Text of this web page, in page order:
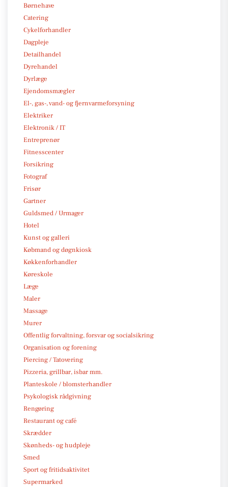
Børnehave
Catering
Cykelforhandler
Dagpleje
Detailhandel
Dyrehandel
Dyrlæge
Ejendomsmægler
El-, gas-, vand- og fjernvarmeforsyning
Elektriker
Elektronik / IT
Entreprenør
Fitnesscenter
Forsikring
Fotograf
Frisør
Gartner
Guldsmed / Urmager
Hotel
Kunst og galleri
Købmand og døgnkiosk
Køkkenforhandler
Køreskole
Læge
Maler
Massage
Murer
Offentlig forvaltning, forsvar og socialsikring
Organisation og forening
Piercing / Tatovering
Pizzeria, grillbar, isbar mm.
Planteskole / blomsterhandler
Psykologisk rådgivning
Rengøring
Restaurant og café
Skrædder
Skønheds- og hudpleje
Smed
Sport og fritidsaktivitet
Supermarked